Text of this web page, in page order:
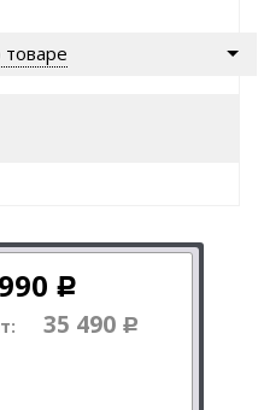
Р
35 490 Р